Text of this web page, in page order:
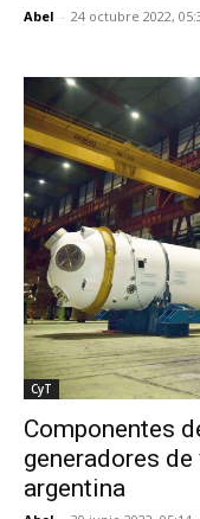
Abel - 24 octubre 2022,
CyT
Componentes
generadores
argentina